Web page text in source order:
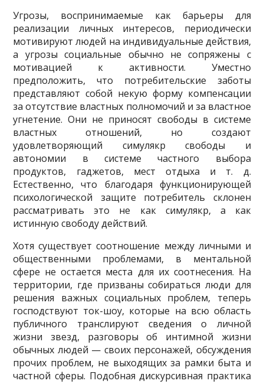
Угрозы, воспринимаемые как барьеры для
реализации личных интересов, периодиче­ски
мотивируют людей на индивидуальные действия,
а угрозы социальные обычно не со­пряжены с
мотивацией к активности. Уместно
предположить, что потребительские заботы
представляют собой некую форму компенсации
за отсутствие властных полномочий и за властное
угнетение. Они не приносят свободы в системе
властных отношений, но создают
удовлетворяющий симулякр свободы и
автономии в системе частного выбора
продуктов, га­джетов, мест отдыха и т. д.
Естественно, что благодаря функционирующей
психологической защите потребитель склонен
рассматривать это не как симулякр, а как
истинную свободу действий.
Хотя существует соотношение между личными и
общественными проблемами, в мен­тальной
сфере не остается места для их соотнесения. На
территории, где призваны собирать­ся люди для
решения важных социальных проблем, теперь
господствуют ток-шоу, которые на всю область
публичного транслируют сведения о личной
жизни звезд, разговоры об ин­тимной жизни
обычных людей — своих персонажей, обсуждения
прочих проблем, не выхо­дящих за рамки быта и
частной сферы. Подобная дискурсивная практика